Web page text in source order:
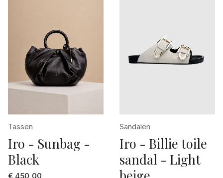
Tassen
Iro - Sunbag -
Black
€ 450,00
Sandalen
Iro - Billie toile
sandal - Light